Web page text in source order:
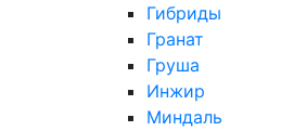
Гибриды
Гранат
Груша
Инжир
Миндаль